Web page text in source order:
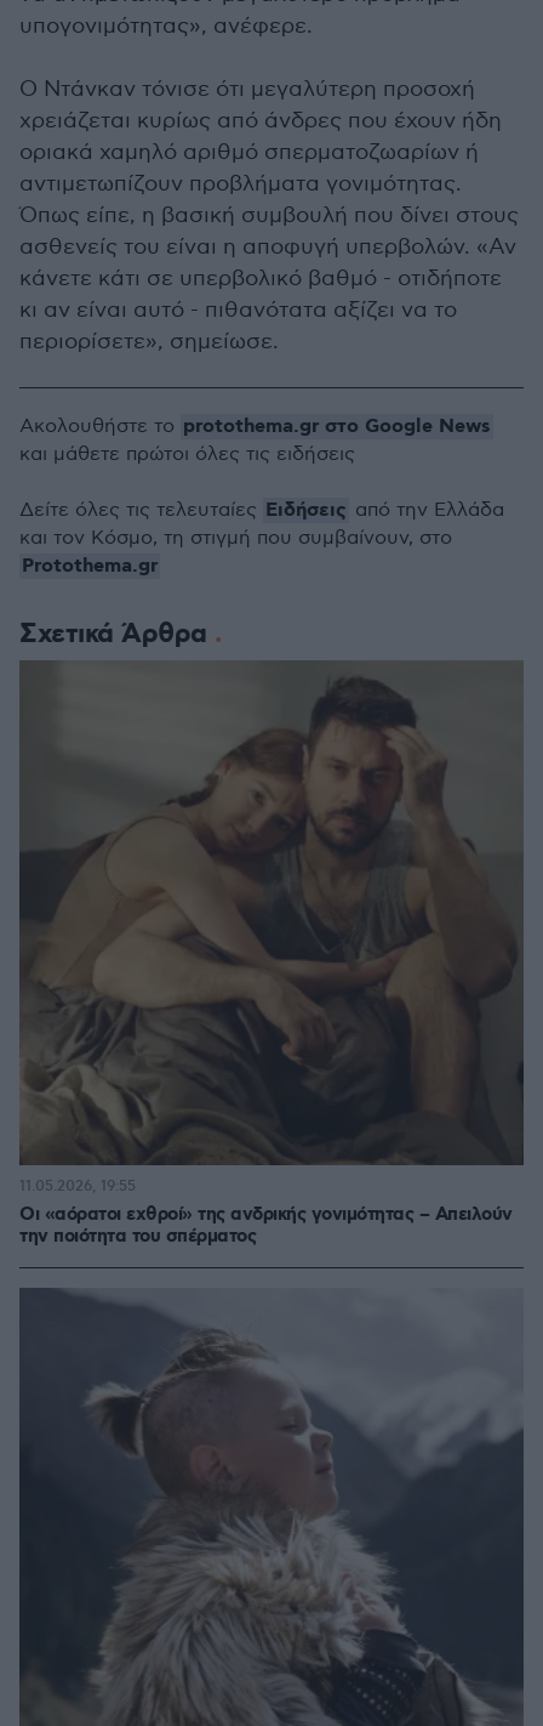
υπογονιμότητας», ανέφερε.
Ο Ντάνκαν τόνισε ότι μεγαλύτερη προσοχή
χρειάζεται κυρίως από άνδρες που έχουν ήδη
οριακά χαμηλό αριθμό σπερματοζωαρίων ή
αντιμετωπίζουν προβλήματα γονιμότητας.
Όπως είπε, η βασική συμβουλή που δίνει στους
ασθενείς του είναι η αποφυγή υπερβολών. «Αν
κάνετε κάτι σε υπερβολικό βαθμό - οτιδήποτε
κι αν είναι αυτό - πιθανότατα αξίζει να το
περιορίσετε», σημείωσε.
Σχετικά Άρθρα
Οι «αόρατοι εχθροί» της ανδρικής γονιμότητας – Απειλούν
την ποιότητα του σπέρματος
11.05.2026, 19:55
Ακολουθήστε το protothema.gr στο Google News
και μάθετε πρώτοι όλες τις ειδήσεις
Δείτε όλες τις τελευταίες Ειδήσεις από την Ελλάδα
και τον Κόσμο, τη στιγμή που συμβαίνουν, στο
Protothema.gr